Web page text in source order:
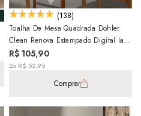
(138)
Toalha De Mesa Quadrada Dohler
Clean Renova Estampado Digital Iara
8 Lugares 1,80m X 1,80m
R$ 105,90
2x R$ 52,95
Comprar